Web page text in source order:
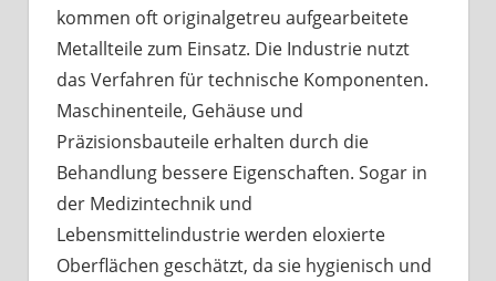
kommen oft originalgetreu aufgearbeitete
Metallteile zum Einsatz. Die Industrie nutzt
das Verfahren für technische Komponenten.
Maschinenteile, Gehäuse und
Präzisionsbauteile erhalten durch die
Behandlung bessere Eigenschaften. Sogar in
der Medizintechnik und
Lebensmittelindustrie werden eloxierte
Oberflächen geschätzt, da sie hygienisch und